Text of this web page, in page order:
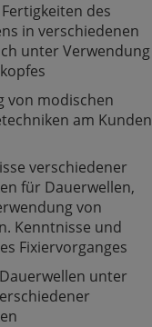
des
in verschiedenen
unter Verwendung
von modischen
am Kunden
verschiedener
für Dauerwellen,
von
Kenntnisse und
Fixiervorganges
unter